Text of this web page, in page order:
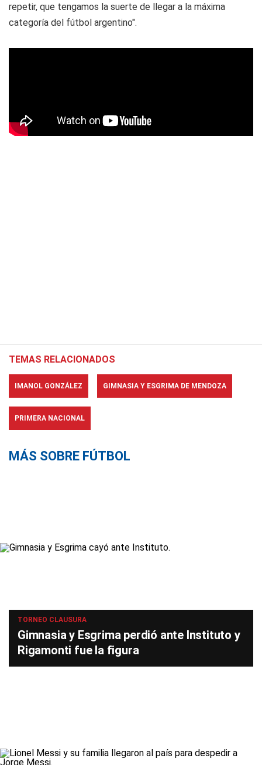
repetir, que tengamos la suerte de llegar a la máxima
categoría del fútbol argentino".
TEMAS RELACIONADOS
IMANOL GONZÁLEZ GIMNASIA Y ESGRIMA DE MENDOZA
PRIMERA NACIONAL
MÁS SOBRE FÚTBOL
TORNEO CLAUSURA
Gimnasia y Esgrima perdió ante Instituto y
Rigamonti fue la figura